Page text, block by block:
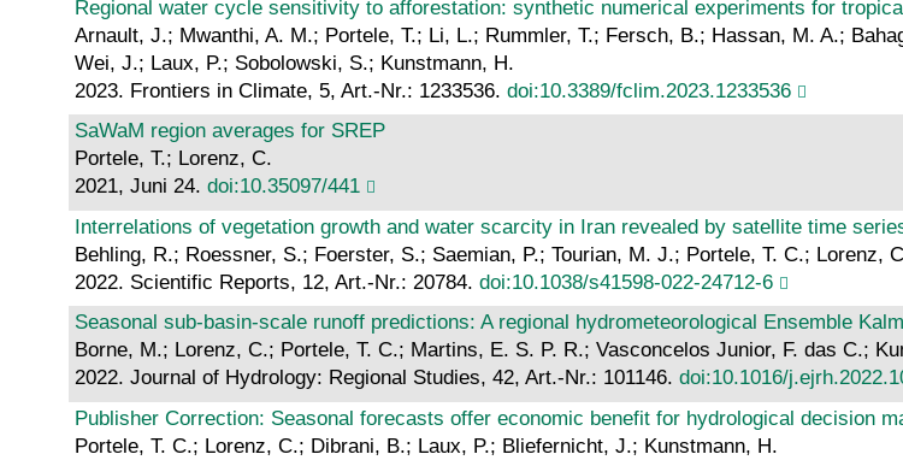
Regional water cycle sensitivity to afforestation: synthetic numerical experiments for
Arnault, J.; Mwanthi, A. M.; Portele, T.; Li, L.; Rummler, T.; Fersch, B.; Hassan, M. A.;
Wei, J.; Laux, P.; Sobolowski, S.; Kunstmann, H.
2023. Frontiers in Climate, 5, Art.-Nr.: 1233536. doi:10.3389/fclim.2023.1233536
SaWaM region averages for SREP
Portele, T.; Lorenz, C.
2021, Juni 24. doi:10.35097/441
Interrelations of vegetation growth and water scarcity in Iran revealed by satellite time
Behling, R.; Roessner, S.; Foerster, S.; Saemian, P.; Tourian, M. J.; Portele, T. C.; Lorenz,
2022. Scientific Reports, 12, Art.-Nr.: 20784. doi:10.1038/s41598-022-24712-6
Seasonal sub-basin-scale runoff predictions: A regional hydrometeorological Ensemble
Borne, M.; Lorenz, C.; Portele, T. C.; Martins, E. S. P. R.; Vasconcelos Junior, F. das C.;
2022. Journal of Hydrology: Regional Studies, 42, Art.-Nr.: 101146. doi:10.1016/
Publisher Correction: Seasonal forecasts offer economic benefit for hydrological decision
Portele, T. C.; Lorenz, C.; Dibrani, B.; Laux, P.; Bliefernicht, J.; Kunstmann, H.